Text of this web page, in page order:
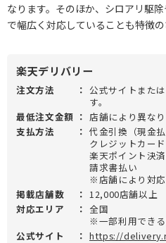
なります。そのほか、シロアリ駆
で幅広く対応していることも特徴の
楽天デリバリー
注文方法 ： 公式サイトまた
す。
最低注文金額 ： 店舗により異な
支払方法
： 代金引換（現金払
クレジットカード
楽天ポイント決
請求書払い
※店舗により対
掲載店舗数
： 12,000店舗以上
対応エリア
： 全国
※一部利用でき
公式サイト
： https://